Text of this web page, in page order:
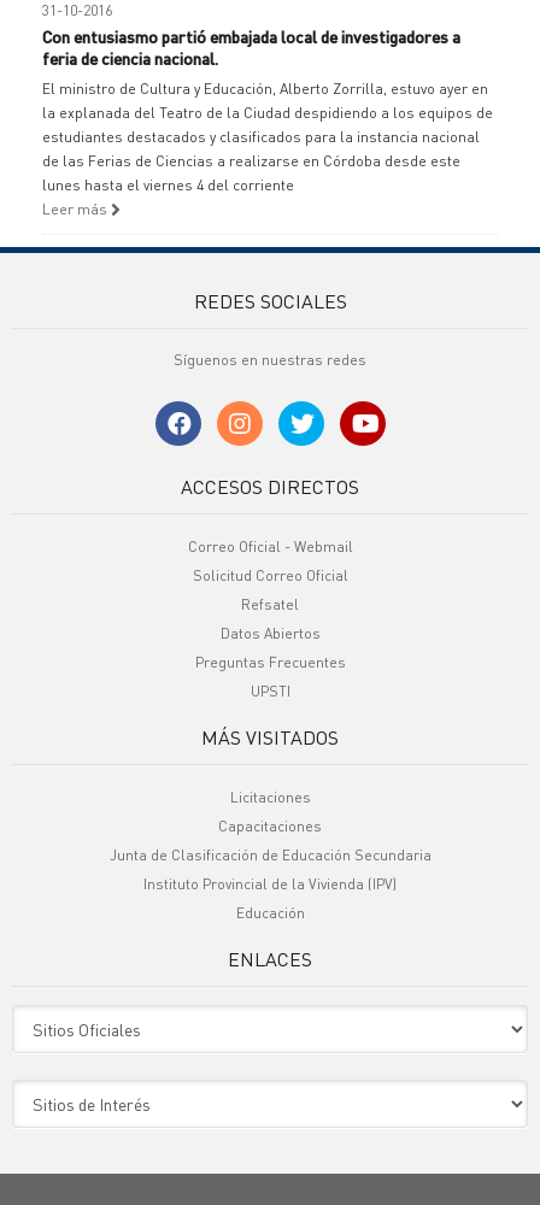
31-10-2016
Con entusiasmo partió embajada local de investigadores a
feria de ciencia nacional.
El ministro de Cultura y Educación, Alberto Zorrilla, estuvo ayer en
la explanada del Teatro de la Ciudad despidiendo a los equipos de
estudiantes destacados y clasificados para la instancia nacional
de las Ferias de Ciencias a realizarse en Córdoba desde este
lunes hasta el viernes 4 del corriente
Leer más
REDES SOCIALES
Síguenos en nuestras redes
ACCESOS DIRECTOS
Correo Oficial - Webmail
Solicitud Correo Oficial
Refsatel
Datos Abiertos
Preguntas Frecuentes
UPSTI
MÁS VISITADOS
Licitaciones
Capacitaciones
Junta de Clasificación de Educación Secundaria
Instituto Provincial de la Vivienda (IPV)
Educación
ENLACES